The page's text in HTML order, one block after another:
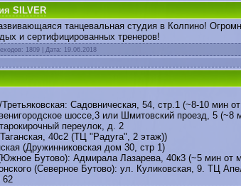
SILVER
танцевальная студия в Колпино!
и сертифицированных тренеров!
1809 | Дата: 19.06.2018
Садовническая, 54, стр.1 (~8-10 мин
шоссе,3 или Шмитовский проезд, 5 (~8
переулок, д. 2
40с2 (ТЦ "Радуга", 2 этаж))
(Дружинниковская дом 30, стр 1)
Бутово): Адмирала Лазарева, 40к3 (~5 мин от
(Северное Бутово): ул. Куликовская, 9. ТЦ
62